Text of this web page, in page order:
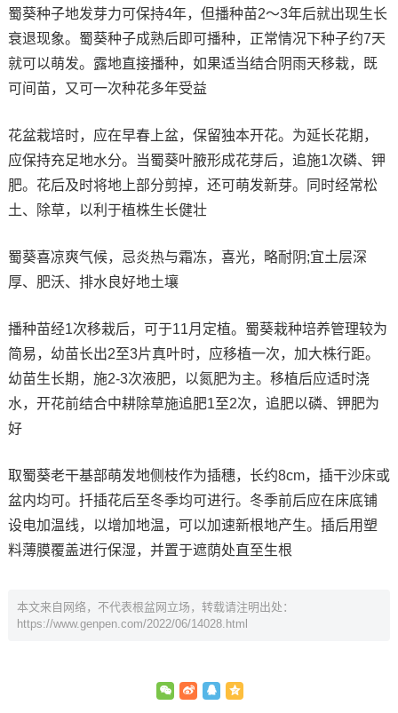
蜀葵种子地发芽力可保持4年，但播种苗2～3年后就出现生长
衰退现象。蜀葵种子成熟后即可播种，正常情况下种子约7天
就可以萌发。露地直接播种，如果适当结合阴雨天移栽，既
可间苗，又可一次种花多年受益
花盆栽培时，应在早春上盆，保留独本开花。为延长花期，
应保持充足地水分。当蜀葵叶腋形成花芽后，追施1次磷、钾
肥。花后及时将地上部分剪掉，还可萌发新芽。同时经常松
土、除草，以利于植株生长健壮
蜀葵喜凉爽气候，忌炎热与霜冻，喜光，略耐阴;宜土层深
厚、肥沃、排水良好地土壤
播种苗经1次移栽后，可于11月定植。蜀葵栽种培养管理较为
简易，幼苗长出2至3片真叶时，应移植一次，加大株行距。
幼苗生长期，施2-3次液肥，以氮肥为主。移植后应适时浇
水，开花前结合中耕除草施追肥1至2次，追肥以磷、钾肥为
好
取蜀葵老干基部萌发地侧枝作为插穗，长约8cm，插干沙床或
盆内均可。扦插花后至冬季均可进行。冬季前后应在床底铺
设电加温线，以增加地温，可以加速新根地产生。插后用塑
料薄膜覆盖进行保湿，并置于遮荫处直至生根
本文来自网络，不代表根盆网立场，转载请注明出处：
https://www.genpen.com/2022/06/14028.html